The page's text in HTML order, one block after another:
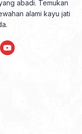
abadi. Temukan
alami kayu jati